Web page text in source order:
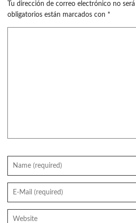
Tu dirección de correo electrónico no
obligatorios están marcados con *